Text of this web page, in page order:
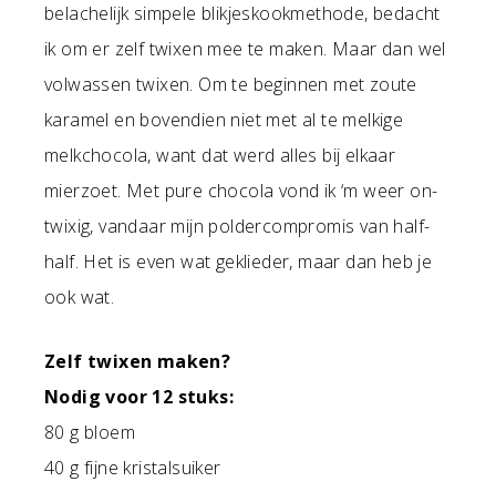
belachelijk simpele blikjeskookmethode, bedacht
ik om er zelf twixen mee te maken. Maar dan wel
volwassen twixen. Om te beginnen met zoute
karamel en bovendien niet met al te melkige
melkchocola, want dat werd alles bij elkaar
mierzoet. Met pure chocola vond ik ‘m weer on-
twixig, vandaar mijn poldercompromis van half-
half. Het is even wat geklieder, maar dan heb je
ook wat.
Zelf twixen maken?
Nodig voor 12 stuks:
80 g bloem
40 g fijne kristalsuiker